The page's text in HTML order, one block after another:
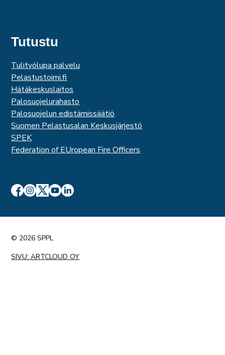
Tutustu
Tulityölupa palvelu
Pelastustoimi.fi
Hätäkeskuslaitos
Palosuojelurahasto
Palosuojelun edistämissäätiö
Suomen Pelastusalan Keskusjärjestö
SPEK
Federation of EUropean Fire Officers
© 2026 SPPL
SIVU: ARTCLOUD OY